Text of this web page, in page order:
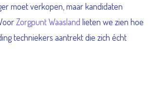
moet verkopen, maar kandidaten
Zorgpunt Waasland lieten we zien hoe
techniekers aantrekt die zich écht